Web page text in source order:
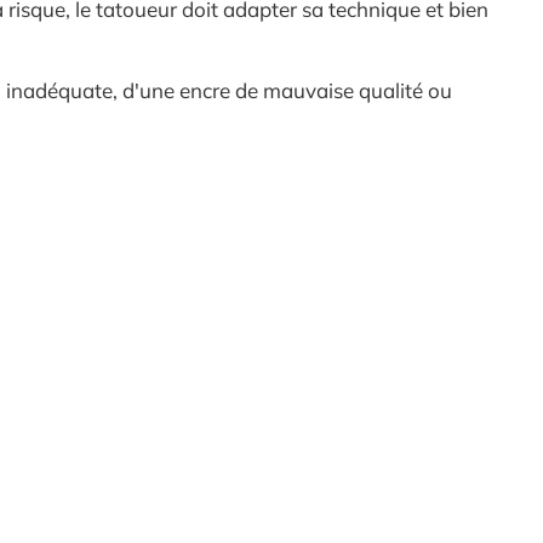
le tatoueur doit adapter sa technique et bien
d'une encre de mauvaise qualité ou